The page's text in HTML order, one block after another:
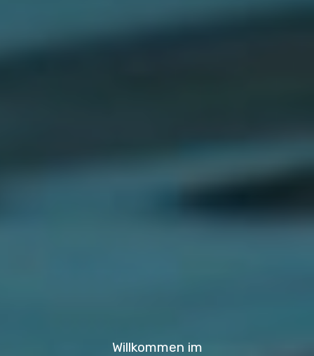
Willkommen im